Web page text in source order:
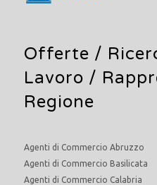
Offerte /
Lavoro /
Regione
Agenti di Commercio Abruzzo
Agenti di Commercio Basilicata
Agenti di Commercio Calabria